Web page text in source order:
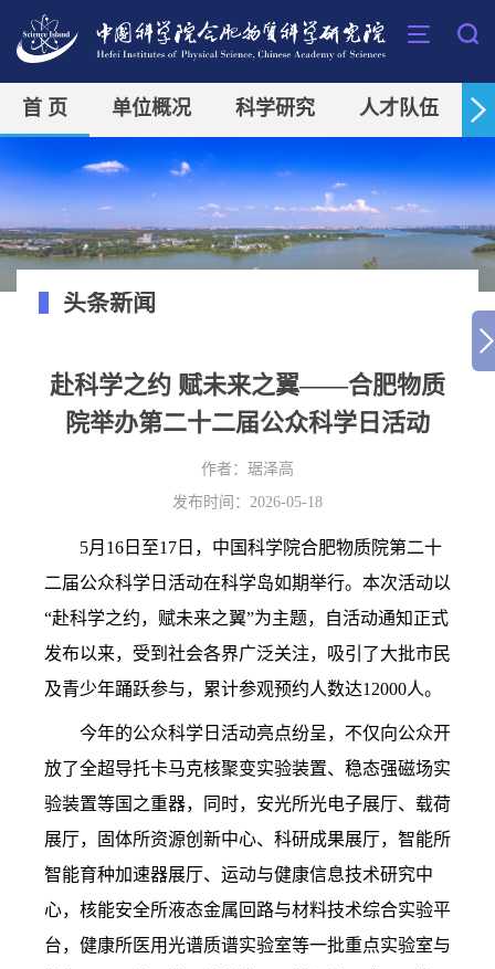
首 页 单位概况 科学研究 人才队伍
头条新闻
赴科学之约 赋未来之翼——合肥物质
院举办第二十二届公众科学日活动
作者： 琚泽高
发布时间：2026-05-18
5月16日至17日， 中国科学院合肥物质院第二十
二届公众科学日 活动在科学岛如期举行。本次活动以
“赴科学之约，赋未来之翼”为主题，自活动通知正式
发布以来，受到社会各界广泛关注，吸引了大批市民
及青少年踊跃参与，累计参观预约人数达12000人。
今年的公众科学日活动亮点纷呈，不仅向公众开
放了全超导托卡马克核聚变实验装置、稳态强磁场实
验装置等国之重器，同时，安光所光电子展厅、载荷
展厅，固体所资源创新中心、科研成果展厅，智能所
智能育种加速器展厅、运动与健康信息技术研究中
心，核能安全所液态金属回路与材料技术综合实验平
台，健康所医用光谱质谱实验室等一批重点实验室与